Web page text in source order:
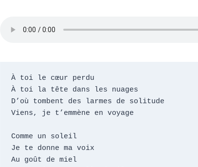
À toi le cœur perdu
À toi la tête dans les nuages
D’où tombent des larmes de solitude
Viens, je t’emmène en voyage
Comme un soleil
Je te donne ma voix
Au goût de miel